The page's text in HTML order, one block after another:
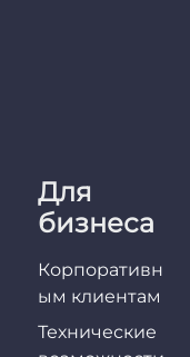
Для
бизнеса
Корпоративн
ым клиентам
Технические